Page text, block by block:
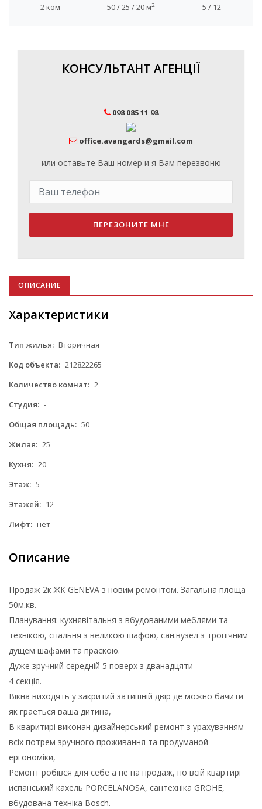
2 ком 50 / 25 / 20 м2 5 / 12
КОНСУЛЬТАНТ АГЕНЦІЇ
098 085 11 98
office.avangards@gmail.com
или оставьте Ваш номер и я Вам перезвоню
ПЕРЕЗОНИТЕ МНЕ
ОПИСАНИЕ
Характеристики
Тип жилья: Вторичная
Код объекта: 212822265
Количество комнат: 2
Студия: -
Общая площадь: 50
Жилая: 25
Кухня: 20
Этаж: 5
Этажей: 12
Лифт: нет
Описание
Продаж 2к ЖК GENEVA з новим ремонтом. Загальна площа
50м.кв.
Планування: кухнявітальня з вбудованими меблями та
технікою, спальня з великою шафою, сан.вузел з тропічним
дущем шафами та праскою.
Дуже зручний середній 5 поверх з дванадцяти
4 секція.
Вікна виходять у закритий затишній двір де можно бачити
як граеться ваша дитина,
В кваритирі виконан дизайнерський ремонт з урахуванням
всіх потрем зручного проживання та продуманой
ергономіки,
Ремонт робівся для себе а не на продаж, по всій квартирі
испанський кахель PORCELANOSA, сантехніка GROHE,
вбудована техніка Bosch.